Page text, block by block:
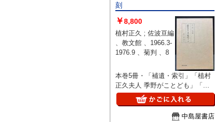
刻
￥8,800
植村正久 ; 佐波亘編
、教文館 、1966.3-
1976.9 、菊判 、8
本巻5冊・「補遺・索引」「植村
正久夫人 季野がことども」「新
補遺」、天茶丸背クロス装、函
揃、良好
中島屋書店